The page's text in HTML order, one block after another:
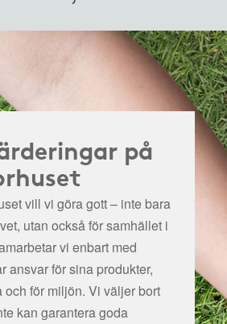
på
vill vi göra gott – inte bara
utan också för samhället i
vi enbart med
ansvar för sina produkter,
för miljön. Vi väljer bort
kan garantera goda